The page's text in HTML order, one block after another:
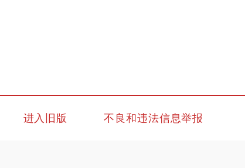
进入旧版 不良和违法信息举报